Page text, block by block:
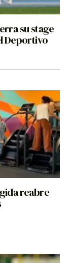
su stage
Deportivo
reabre